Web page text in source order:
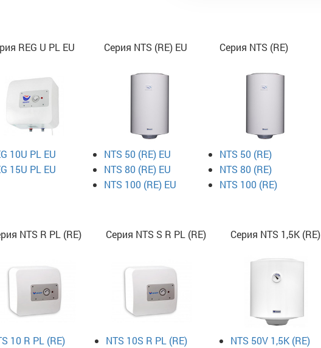
REG U PL EU
10U PL EU
15U PL EU
Серия NTS (RE) EU
NTS 50 (RE) EU
NTS 80 (RE) EU
NTS 100 (RE) EU
Серия NTS (RE)
NTS 50 (RE)
NTS 80 (RE)
NTS 100 (RE)
NTS R PL (RE)
10 R PL (RE)
Серия NTS S R PL (RE)
NTS 10S R PL (RE)
Серия NTS 1,5K (RE)
NTS 50V 1,5K (RE)